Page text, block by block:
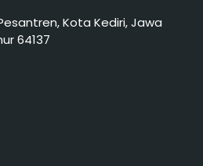
Kota Kediri, Jawa
64137